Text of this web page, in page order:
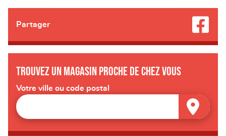
Partager
Trouvez un magasin proche de chez vous
Votre ville ou code postal